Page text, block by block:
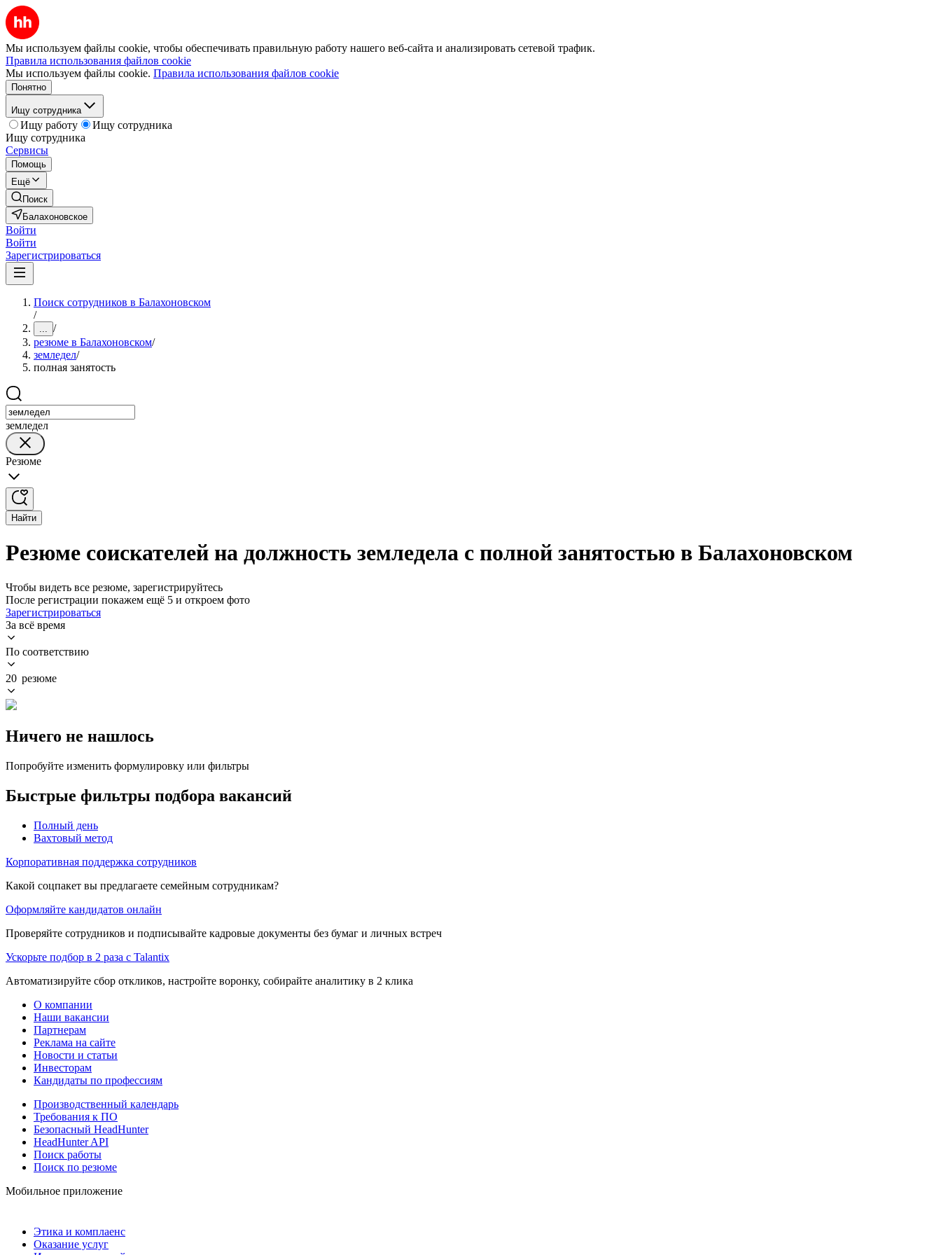
Мы используем файлы cookie, чтобы обеспечивать правильную работу нашего веб-сайта и анализировать сетевой трафик.
Правила использования файлов cookie
Мы используем файлы cookie. Правила использования файлов cookie
Понятно
Ищу сотрудника
Ищу работу
Ищу сотрудника
Ищу сотрудника
Сервисы
Помощь
Ещё
Поиск
Балахоновское
Войти
Войти
Зарегистрироваться
Поиск сотрудников в Балахоновском
/
... /
резюме в Балахоновском/
земледел/
полная занятость
земледел
Резюме
Найти
Резюме соискателей на должность земледела с полной занятостью в Балахоновском
Чтобы видеть все резюме, зарегистрируйтесь
После регистрации покажем ещё 5 и откроем фото
Зарегистрироваться
За всё время
По соответствию
20 резюме
Ничего не нашлось
Попробуйте изменить формулировку или фильтры
Быстрые фильтры подбора вакансий
Полный день
Вахтовый метод
Корпоративная поддержка сотрудников
Какой соцпакет вы предлагаете семейным сотрудникам?
Оформляйте кандидатов онлайн
Проверяйте сотрудников и подписывайте кадровые документы без бумаг и личных встреч
Ускорьте подбор в 2 раза с Talantix
Автоматизируйте сбор откликов, настройте воронку, собирайте аналитику в 2 клика
О компании
Наши вакансии
Партнерам
Реклама на сайте
Новости и статьи
Инвесторам
Кандидаты по профессиям
Производственный календарь
Требования к ПО
Безопасный HeadHunter
HeadHunter API
Поиск работы
Поиск по резюме
Мобильное приложение
Этика и комплаенс
Оказание услуг